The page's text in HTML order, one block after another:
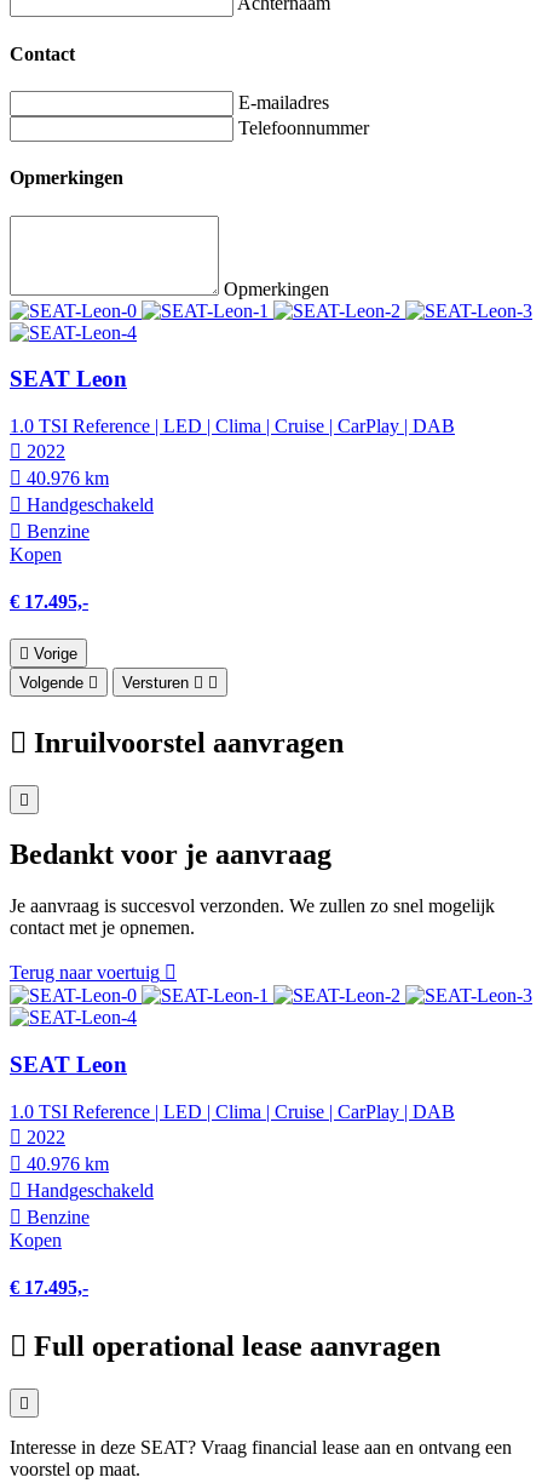
Contact
E-mailadres
Telefoonnummer
Opmerkingen
Opmerkingen
SEAT Leon
1.0 TSI Reference | LED | Clima | Cruise | CarPlay | DAB
2022
40.976 km
Hand­geschakeld
Benzine
Kopen
€ 17.495,-
Vorige
Volgende
Versturen
Inruilvoorstel aanvragen
Bedankt voor je aanvraag
Je aanvraag is succesvol verzonden. We zullen zo snel mogelijk
contact met je opnemen.
Terug naar voertuig
SEAT Leon
1.0 TSI Reference | LED | Clima | Cruise | CarPlay | DAB
2022
40.976 km
Hand­geschakeld
Benzine
Kopen
€ 17.495,-
Full operational lease aanvragen
Interesse in deze SEAT? Vraag financial lease aan en ontvang een
voorstel op maat.